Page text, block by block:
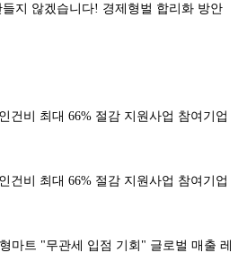
지 않겠습니다! 경제형벌 합리화 방안
건비 최대 66% 절감 지원사업 참여기업
건비 최대 66% 절감 지원사업 참여기업
마트 "무관세 입점 기회" 글로벌 매출 레